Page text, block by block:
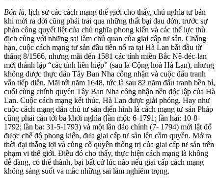
Bốn là, lịch sử các cách mạng thế giới cho thấy, chủ nghĩa tư bản
khi mới ra đời cũng phải trải qua những thất bại đau đớn, trước sự
phản công quyết liệt của chủ nghĩa phong kiến và các thế lực thù
địch cùng với những sai làm chủ quan của giai cấp tư sản. Chẳng
hạn, cuộc cách mạng tư sản đầu tiên nổ ra tại Hà Lan bắt đầu từ
tháng 8/1566, nhưng mãi đến 1581 các tỉnh miền Bắc Nê-đéc-lan
mới thành lập “các tỉnh liên hiệp” (sau là Cộng hoà Hà Lan), nhưng
không được thực dân Tây Ban Nha công nhận và cuộc đấu tranh
vẫn tiếp diễn. Mãi tới năm 1648, tức là sau 82 năm đấu tranh bền bỉ,
cuối cùng chính quyền Tây Ban Nha công nhận nền độc lập của Hà
Lan. Cuộc cách mạng kết thúc, Hà Lan được giải phóng. Hay như
cuộc cách mạng dân chủ tư sản điển hình là cách mạng tư sản Pháp
cũng phải cần tới ba khởi nghĩa (lần một: 6-1791; lần hai: 10-8-
1792; lần ba: 31-5-1793) và một lần đảo chính (7- 1794) mới lật đổ
được chế độ phong kiến, đưa giai cấp tư sản lên cầm quyền. Mở ra
thời đại thắng lợi và củng cố quyền thống trị của giai cấp tư sản trên
phạm vi thế giới. Điều đó cho thấy, thực hiện cách mạng là không
dễ dàng, có thể thành, bại bất cứ lúc nào nếu giai cấp cách mạng
không sáng suốt và mắc những sai lầm nghiêm trọng.